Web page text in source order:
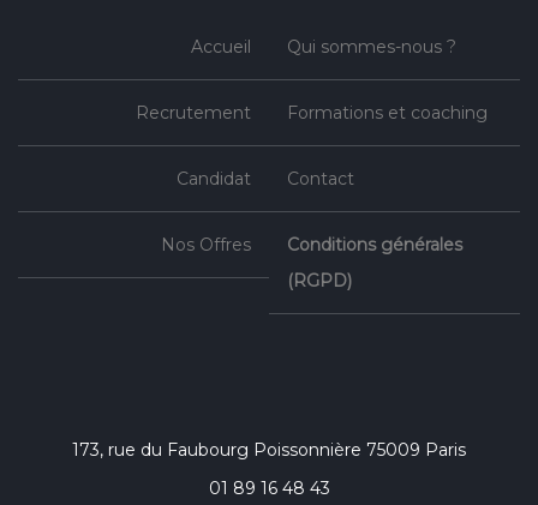
Accueil Qui sommes-nous ?
Recrutement Formations et coaching
Candidat Contact
Nos Offres
Conditions générales
(RGPD)
173, rue du Faubourg Poissonnière 75009 Paris
01 89 16 48 43